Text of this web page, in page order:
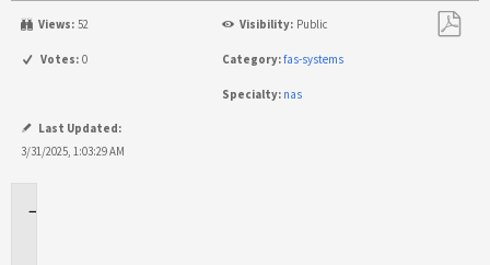
Views: 52 Visibility: Public
Votes: 0 Category:fas-systems
Specialty: nas
Last Updated:
3/31/2025, 1:03:29 AM